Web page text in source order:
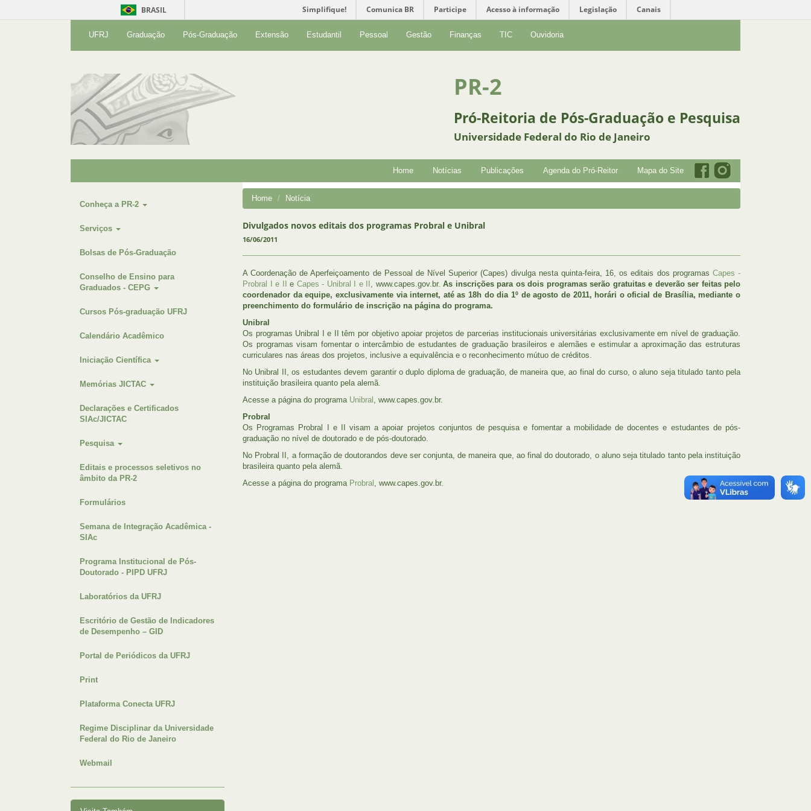
BRASIL Simplifique! Comunica BR Participe Acesso à informação Legislação Canais
UFRJ Graduação Pós-Graduação Extensão Estudantil Pessoal Gestão Finanças TIC Ouvidoria
PR-2
Pró-Reitoria de Pós-Graduação e Pesquisa
Universidade Federal do Rio de Janeiro
Home Notícias Publicações Agenda do Pró-Reitor Mapa do Site
Conheça a PR-2
Serviços
Bolsas de Pós-Graduação
Conselho de Ensino para
Graduados - CEPG
Cursos Pós-graduação UFRJ
Calendário Acadêmico
Iniciação Científica
Memórias JICTAC
Declarações e Certificados
SIAc/JICTAC
Pesquisa
Editais e processos seletivos no
âmbito da PR-2
Formulários
Semana de Integração Acadêmica -
SIAc
Programa Institucional de Pós-
Doutorado - PIPD UFRJ
Laboratórios da UFRJ
Escritório de Gestão de Indicadores
de Desempenho – GID
Portal de Periódicos da UFRJ
Print
Plataforma Conecta UFRJ
Regime Disciplinar da Universidade
Federal do Rio de Janeiro
Webmail
Home Notícia
Divulgados novos editais dos programas Probral e Unibral
16/06/2011
A Coordenação de Aperfeiçoamento de Pessoal de Nível Superior (Capes) divulga nesta quinta-feira, 16, os editais dos programas Capes -
Probral I e II
e Capes - Unibral I e II , www.capes.gov.br. As inscrições para os dois programas serão gratuitas e deverão ser feitas pelo
coordenador da equipe, exclusivamente via internet, até as 18h do dia 1º de agosto de 2011, horári o oficial de Brasília, mediante o
preenchimento do formulário de inscrição na página do programa.
Unibral
Os programas Unibral I e II têm por objetivo apoiar projetos de parcerias institucionais universitárias exclusivamente em nível de graduação.
Os programas visam fomentar o intercâmbio de estudantes de graduação brasileiros e alemães e estimular a aproximação das estruturas
curriculares nas áreas dos projetos, inclusive a equivalência e o reconhecimento mútuo de créditos.
No Unibral II, os estudantes devem garantir o duplo diploma de graduação, de maneira que, ao final do curso, o aluno seja titulado tanto pela
instituição brasileira quanto pela alemã.
Acesse a página do programa Unibral , www.capes.gov.br.
Probral
Os Programas Probral I e II visam a apoiar projetos conjuntos de pesquisa e fomentar a mobilidade de docentes e estudantes de pós-
graduação no nível de doutorado e de pós-doutorado.
No Probral II, a formação de doutorandos deve ser conjunta, de maneira que, ao final do doutorado, o aluno seja titulado tanto pela instituição
brasileira quanto pela alemã.
Acesse a página do programa Probral , www.capes.gov.br.